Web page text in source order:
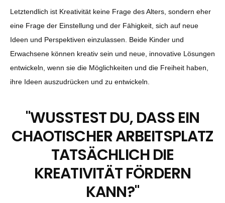
Letztendlich ist Kreativität keine Frage des Alters, sondern eher
eine Frage der Einstellung und der Fähigkeit, sich auf neue
Ideen und Perspektiven einzulassen. Beide Kinder und
Erwachsene können kreativ sein und neue, innovative Lösungen
entwickeln, wenn sie die Möglichkeiten und die Freiheit haben,
ihre Ideen auszudrücken und zu entwickeln.
"WUSSTEST DU, DASS EIN
CHAOTISCHER ARBEITSPLATZ
TATSÄCHLICH DIE
KREATIVITÄT FÖRDERN
KANN?"